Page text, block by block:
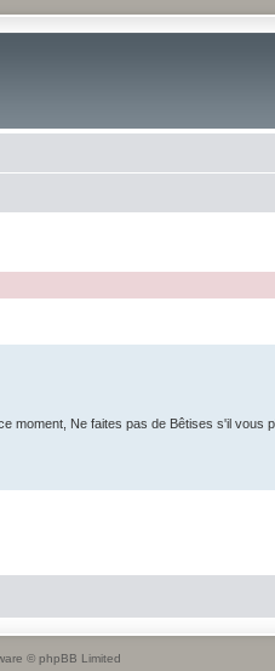
moment, Ne faites pas de Bêtises s'il vous
© phpBB Limited